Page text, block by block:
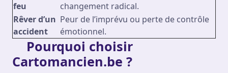
feu
changement radical.
Rêver d’un
accident
Peur de l’imprévu ou perte de contrôle
émotionnel.
Pourquoi choisir
Cartomancien.be ?